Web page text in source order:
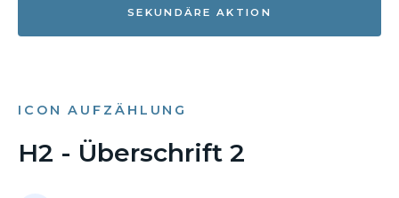
SEKUNDÄRE AKTION
ICON AUFZÄHLUNG
H2 - Überschrift 2